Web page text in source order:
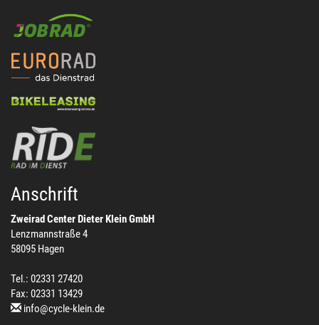
Anschrift
Zweirad Center Dieter Klein GmbH
Lenzmannstraße 4
58095 Hagen
Tel.: 02331 27420
Fax: 02331 13429
info@cycle-klein.de